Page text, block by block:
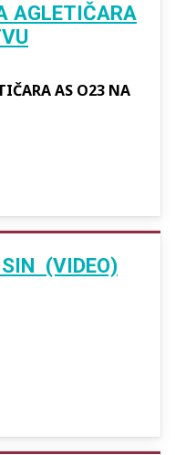
AGLETIČARA
AS O23 NA
(VIDEO)